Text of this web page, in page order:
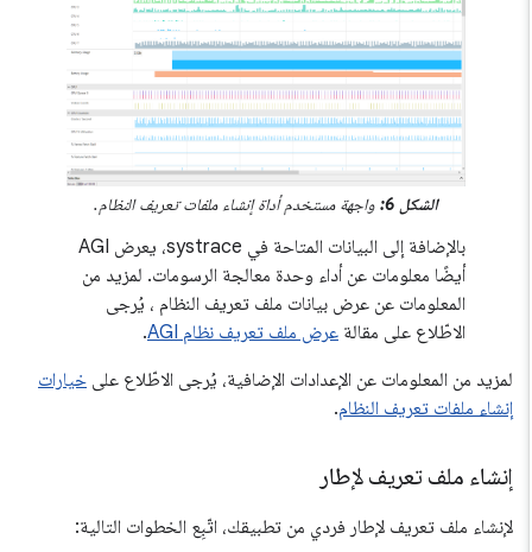
الشكل 6: واجهة مستخدم أداة إنشاء ملفات تعريف النظام.
بالإضافة إلى البيانات المتاحة في systrace، يعرض AGI
أيضًا معلومات عن أداء وحدة معالجة الرسومات. لمزيد من
المعلومات عن عرض بيانات ملف تعريف النظام ، يُرجى
الاطّلاع على مقالةعرض ملف تعريف نظام AGI
.
لمزيد من المعلومات عن الإعدادات الإضافية، يُرجى الاطّلاع على خيارات
إنشاء ملفات تعريف النظام.
إنشاء ملف تعريف لإطار
لإنشاء ملف تعريف لإطار فردي من تطبيقك، اتّبِع الخطوات التالية: